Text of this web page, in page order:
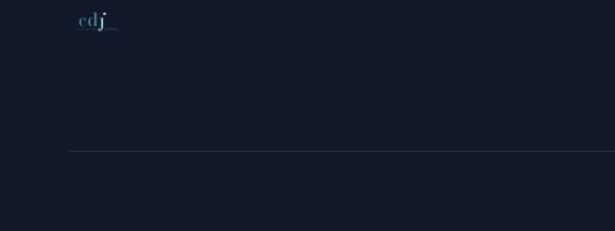
Conseil de déontologie journalistique